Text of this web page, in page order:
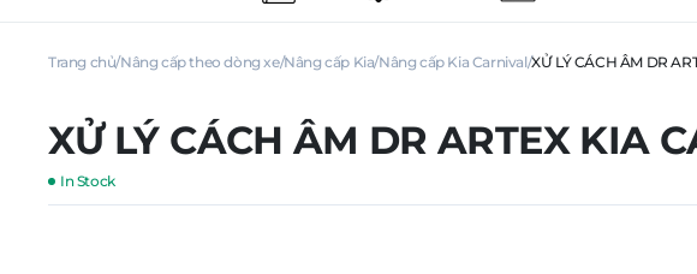
Trang chủ Nâng cấp theo dòng xe Nâng cấp Kia Nâng cấp Kia Carnival XỬ LÝ CÁCH ÂM DR
XỬ LÝ CÁCH ÂM DR ARTEX KIA
In Stock